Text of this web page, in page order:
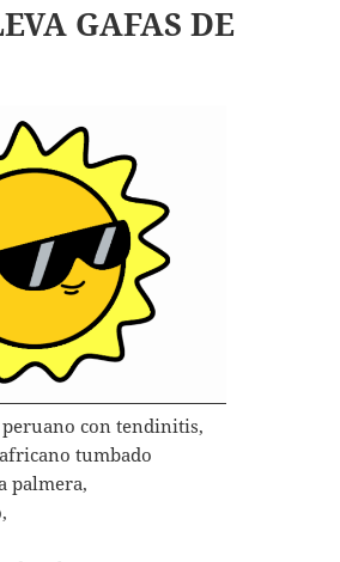
GAFAS DE
con tendinitis,
tumbado
palmera,